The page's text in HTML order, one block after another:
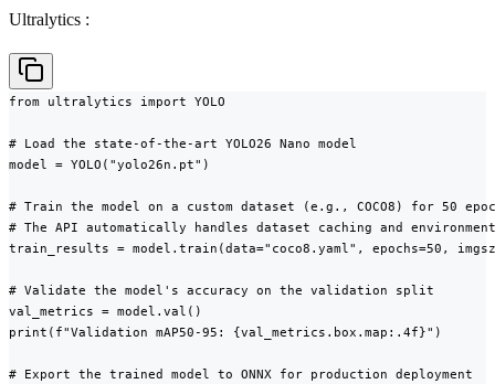
Ultralytics :
from ultralytics import YOLO
# Load the state-of-the-art YOLO26 Nano model
model = YOLO("yolo26n.pt")
# Train the model on a custom dataset (e.g., COCO8) for 50
# The API automatically handles dataset caching and
train_results = model.train(data="coco8.yaml", epochs=50,
# Validate the model's accuracy on the validation split
val_metrics = model.val()
print(f"Validation mAP50-95: {val_metrics.box.map:.4f}")
# Export the trained model to ONNX for production deployment